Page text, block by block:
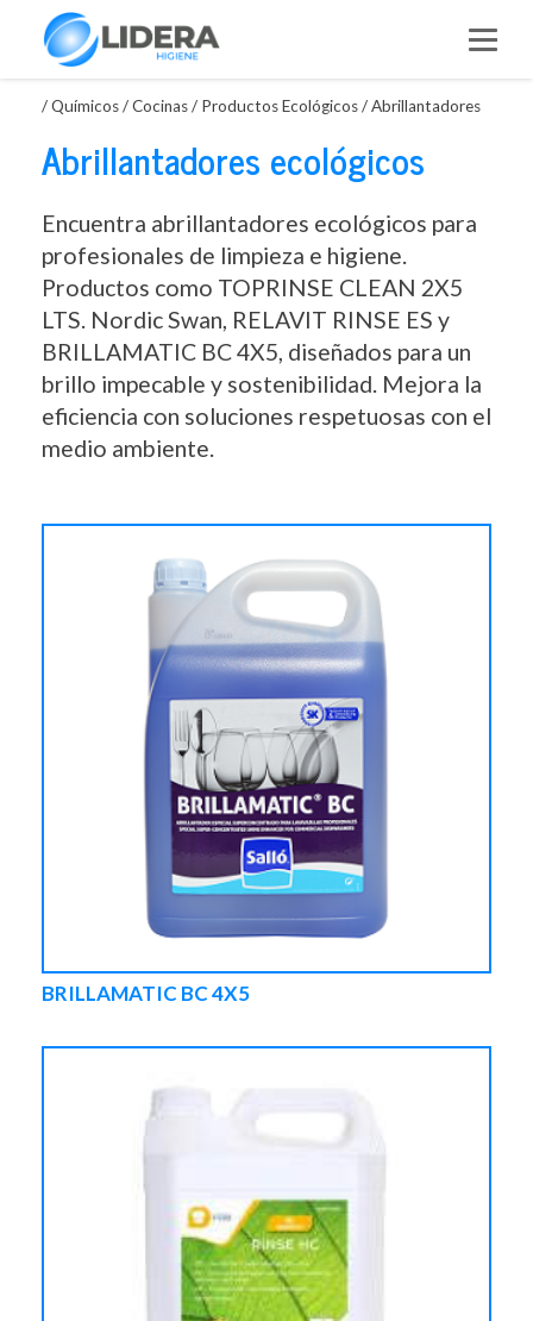
/Químicos/Cocinas/ Productos Ecológicos/Abrillantadores
Abrillantadores ecológicos
Encuentra abrillantadores ecológicos para
profesionales de limpieza e higiene.
Productos como TOPRINSE CLEAN 2X5
LTS. Nordic Swan, RELAVIT RINSE ES y
BRILLAMATIC BC 4X5, diseñados para un
brillo impecable y sostenibilidad. Mejora la
eficiencia con soluciones respetuosas con el
medio ambiente.
BRILLAMATIC BC 4X5